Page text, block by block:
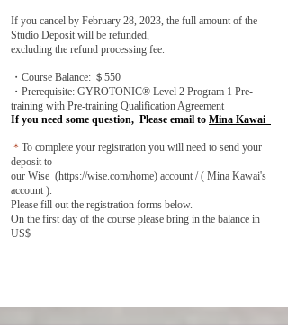
If you cancel by February 28, 2023, the full amount of the
Studio Deposit will be refunded,
excluding the refund processing fee.
・Course Balance: ＄550
・Prerequisite: GYROTONIC® Level 2 Program 1 Pre-
training with Pre-training Qualification Agreement
If you need some question, Please email to Mina Kawai
＊ To complete your registration you will need to send your
deposit to
our Wise (https://wise.com/home) account / ( Mina Kawai's
account ).
Please fill out the registration forms below.
On the first day of the course please bring in the balance in
US$